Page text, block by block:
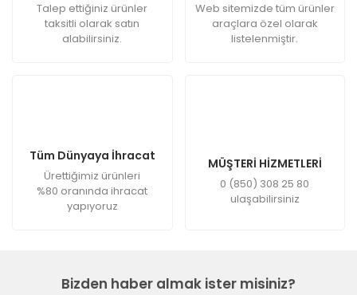
Talep ettiğiniz ürünler
taksitli olarak satın
alabilirsiniz.
Web sitemizde tüm ürünler
araçlara özel olarak
listelenmiştir.
Tüm Dünyaya İhracat
Ürettiğimiz ürünleri
%80 oranında ihracat
yapıyoruz
MÜŞTERİ HİZMETLERİ
0 (850) 308 25 80
ulaşabilirsiniz
Bizden haber almak ister misiniz?